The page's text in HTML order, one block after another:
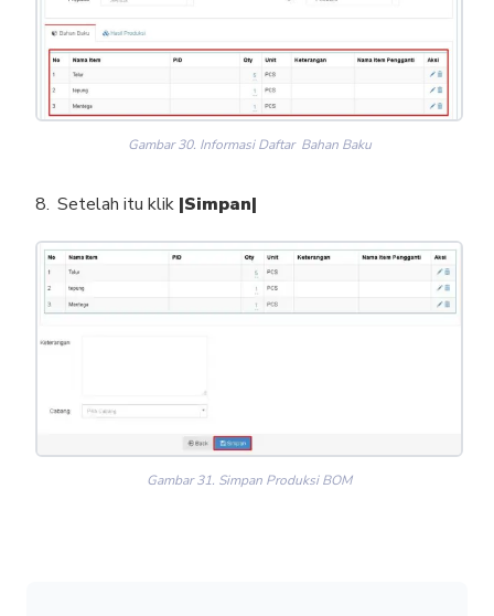
Gambar 30. Informasi Daftar Bahan Baku
Setelah itu klik |Simpan|
Gambar 31. Simpan Produksi BOM